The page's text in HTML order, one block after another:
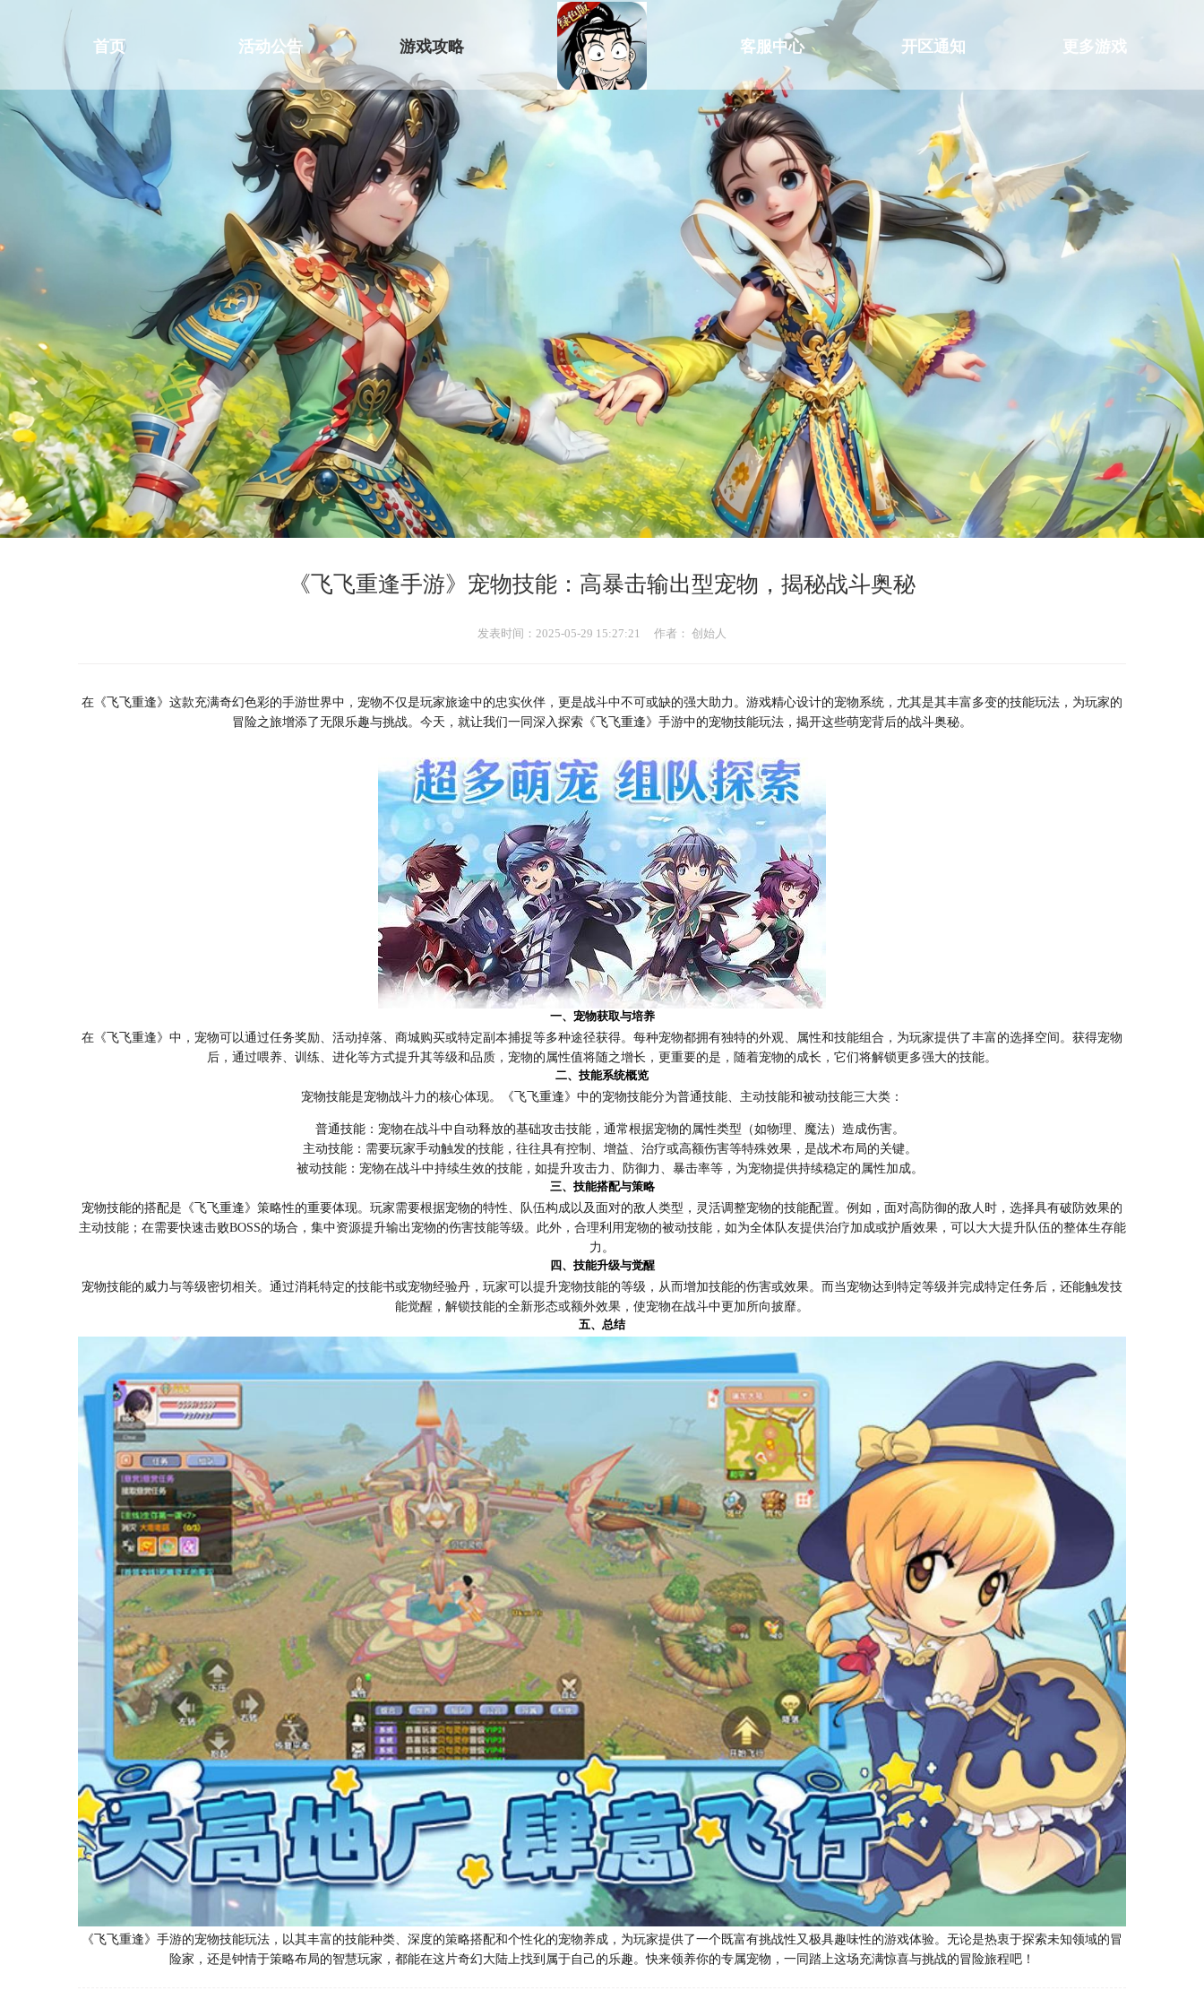
首页 活动公告 游戏攻略 客服中心 开区通知 更多游戏
《飞飞重逢手游》宠物技能：高暴击输出型宠物，揭秘战斗奥秘
发表时间：2025-05-29 15:27:21 作者： 创始人
在《飞飞重逢》这款充满奇幻色彩的手游世界中，宠物不仅是玩家旅途中的忠实伙伴，更是战斗中不可或缺的强大助力。游戏精心设计的宠物系统，尤其是其丰富多变的技能玩法，为玩家的
冒险之旅增添了无限乐趣与挑战。今天，就让我们一同深入探索《飞飞重逢》手游中的宠物技能玩法，揭开这些萌宠背后的战斗奥秘。
一、宠物获取与培养
在《飞飞重逢》中，宠物可以通过任务奖励、活动掉落、商城购买或特定副本捕捉等多种途径获得。每种宠物都拥有独特的外观、属性和技能组合，为玩家提供了丰富的选择空间。获得宠物
后，通过喂养、训练、进化等方式提升其等级和品质，宠物的属性值将随之增长，更重要的是，随着宠物的成长，它们将解锁更多强大的技能。
二、技能系统概览
宠物技能是宠物战斗力的核心体现。《飞飞重逢》中的宠物技能分为普通技能、主动技能和被动技能三大类：
普通技能：宠物在战斗中自动释放的基础攻击技能，通常根据宠物的属性类型（如物理、魔法）造成伤害。
主动技能：需要玩家手动触发的技能，往往具有控制、增益、治疗或高额伤害等特殊效果，是战术布局的关键。
被动技能：宠物在战斗中持续生效的技能，如提升攻击力、防御力、暴击率等，为宠物提供持续稳定的属性加成。
三、技能搭配与策略
宠物技能的搭配是《飞飞重逢》策略性的重要体现。玩家需要根据宠物的特性、队伍构成以及面对的敌人类型，灵活调整宠物的技能配置。例如，面对高防御的敌人时，选择具有破防效果的
主动技能；在需要快速击败BOSS的场合，集中资源提升输出宠物的伤害技能等级。此外，合理利用宠物的被动技能，如为全体队友提供治疗加成或护盾效果，可以大大提升队伍的整体生存能
力。
四、技能升级与觉醒
宠物技能的威力与等级密切相关。通过消耗特定的技能书或宠物经验丹，玩家可以提升宠物技能的等级，从而增加技能的伤害或效果。而当宠物达到特定等级并完成特定任务后，还能触发技
能觉醒，解锁技能的全新形态或额外效果，使宠物在战斗中更加所向披靡。
五、总结
《飞飞重逢》手游的宠物技能玩法，以其丰富的技能种类、深度的策略搭配和个性化的宠物养成，为玩家提供了一个既富有挑战性又极具趣味性的游戏体验。无论是热衷于探索未知领域的冒
险家，还是钟情于策略布局的智慧玩家，都能在这片奇幻大陆上找到属于自己的乐趣。快来领养你的专属宠物，一同踏上这场充满惊喜与挑战的冒险旅程吧！